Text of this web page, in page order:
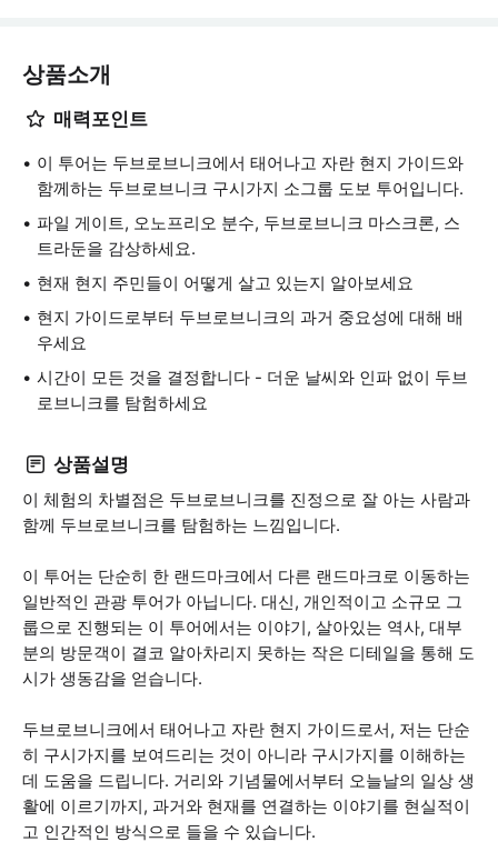
상품소개
매력포인트
이 투어는 두브로브니크에서 태어나고 자란 현지 가이드와
함께하는 두브로브니크 구시가지 소그룹 도보 투어입니다.
파일 게이트, 오노프리오 분수, 두브로브니크 마스크론, 스
트라둔을 감상하세요.
현재 현지 주민들이 어떻게 살고 있는지 알아보세요
현지 가이드로부터 두브로브니크의 과거 중요성에 대해 배
우세요
시간이 모든 것을 결정합니다 - 더운 날씨와 인파 없이 두브
로브니크를 탐험하세요
상품설명
이 체험의 차별점은 두브로브니크를 진정으로 잘 아는 사람과
함께 두브로브니크를 탐험하는 느낌입니다.
이 투어는 단순히 한 랜드마크에서 다른 랜드마크로 이동하는
일반적인 관광 투어가 아닙니다. 대신, 개인적이고 소규모 그
룹으로 진행되는 이 투어에서는 이야기, 살아있는 역사, 대부
분의 방문객이 결코 알아차리지 못하는 작은 디테일을 통해 도
시가 생동감을 얻습니다.
두브로브니크에서 태어나고 자란 현지 가이드로서, 저는 단순
히 구시가지를 보여드리는 것이 아니라 구시가지를 이해하는
데 도움을 드립니다. 거리와 기념물에서부터 오늘날의 일상 생
활에 이르기까지, 과거와 현재를 연결하는 이야기를 현실적이
고 인간적인 방식으로 들을 수 있습니다.